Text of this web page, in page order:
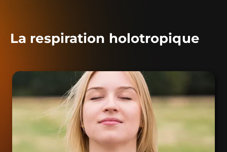
La respiration holotropique